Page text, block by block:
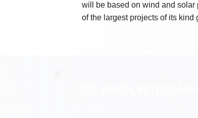
will be based on wind and solar
of the largest projects of its